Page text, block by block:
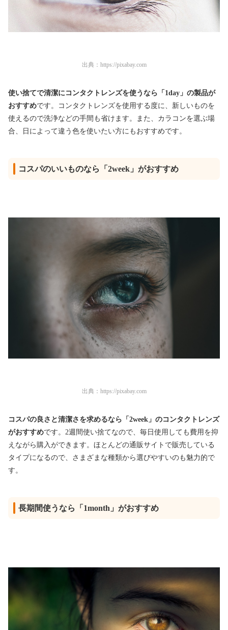
出典： https://pixabay.com
使い捨てで清潔にコンタクトレンズを使うなら「1day」の製品が
おすすめです。コンタクトレンズを使用する度に、新しいものを
使えるので洗浄などの手間も省けます。また、カラコンを選ぶ場
合、日によって違う色を使いたい方にもおすすめです。
コスパのいいものなら「2week」がおすすめ
出典： https://pixabay.com
コスパの良さと清潔さを求めるなら「2week」のコンタクトレンズ
がおすすめです。2週間使い捨てなので、毎日使用しても費用を抑
えながら購入ができます。ほとんどの通販サイトで販売している
タイプになるので、さまざまな種類から選びやすいのも魅力的で
す。
長期間使うなら「1month」がおすすめ